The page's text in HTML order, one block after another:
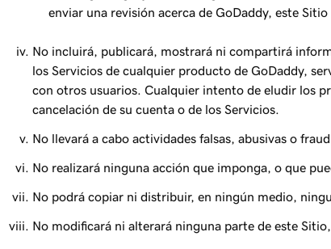
enviar una revisión acerca de GoDaddy, este Sitio
No incluirá, publicará, mostrará ni compartirá
los Servicios de cualquier producto de GoDaddy,
con otros usuarios. Cualquier intento de eludir los
cancelación de su cuenta o de los Servicios.
No llevará a cabo actividades falsas, abusivas o
No realizará ninguna acción que imponga, o que
No podrá copiar ni distribuir, en ningún medio,
No modificará ni alterará ninguna parte de este